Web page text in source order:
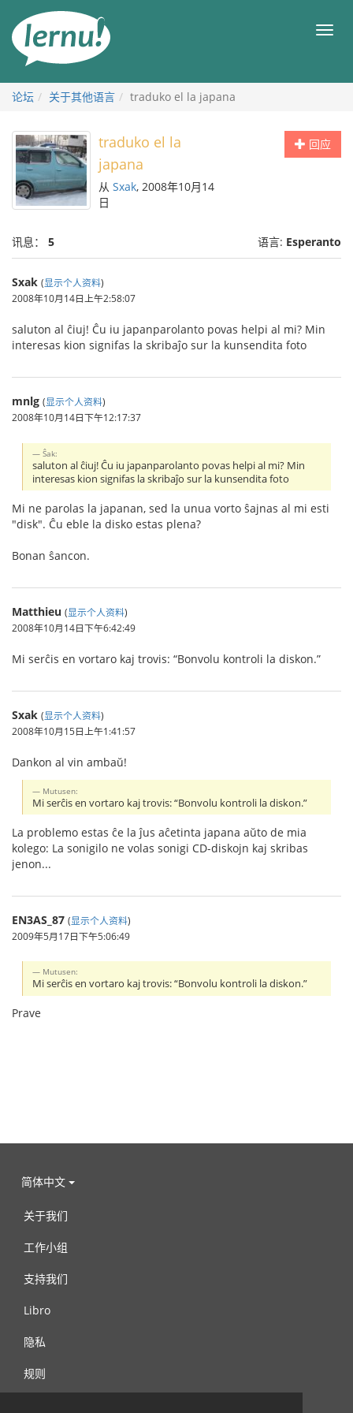
目
论坛 关于其他语言 traduko el la japana
回应
traduko el la
japana
从 Sxak, 2008年10月14
日
讯息： 5 语言: Esperanto
Sxak (显示个人资料)
2008年10月14日上午2:58:07
saluton al ĉiuj! Ĉu iu japanparolanto povas helpi al mi? Min
interesas kion signifas la skribaĵo sur la kunsendita foto
mnlg (显示个人资料)
2008年10月14日下午12:17:37
Ŝak:
saluton al ĉiuj! Ĉu iu japanparolanto povas helpi al mi? Min
interesas kion signifas la skribaĵo sur la kunsendita foto
Mi ne parolas la japanan, sed la unua vorto ŝajnas al mi esti
"disk". Ĉu eble la disko estas plena?
Bonan ŝancon.
Matthieu (显示个人资料)
2008年10月14日下午6:42:49
Mi serĉis en vortaro kaj trovis: “Bonvolu kontroli la diskon.”
Sxak (显示个人资料)
2008年10月15日上午1:41:57
Dankon al vin ambaŭ!
Mutusen:
Mi serĉis en vortaro kaj trovis: “Bonvolu kontroli la diskon.”
La problemo estas ĉe la ĵus aĉetinta japana aŭto de mia
kolego: La sonigilo ne volas sonigi CD-diskojn kaj skribas
jenon...
EN3AS_87 (显示个人资料)
2009年5月17日下午5:06:49
Mutusen:
Mi serĉis en vortaro kaj trovis: “Bonvolu kontroli la diskon.”
Prave
简体中文
关于我们
工作小组
支持我们
Libro
隐私
规则